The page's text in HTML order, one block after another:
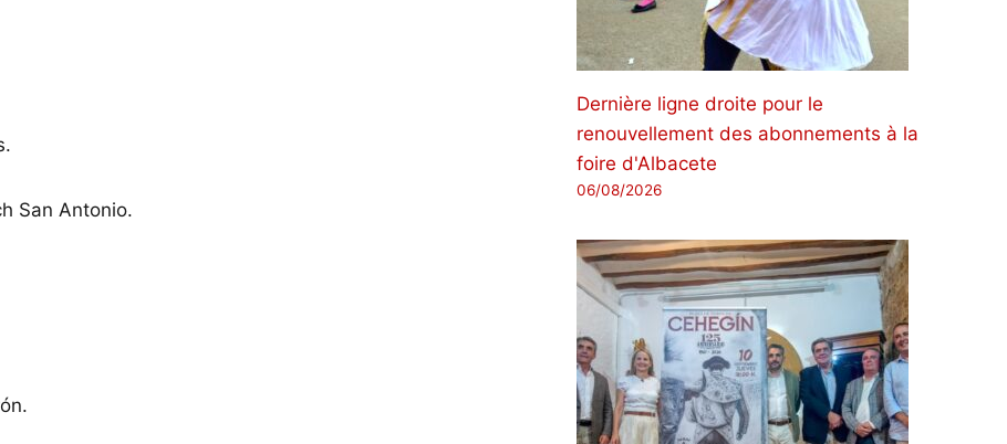
San Antonio.
Dernière ligne droite pour le
renouvellement des abonnements à la
foire d'Albacete
06/08/2026